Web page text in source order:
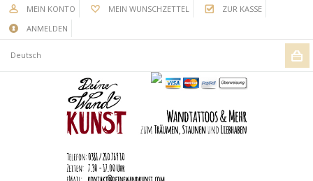
MEIN KONTO MEIN WUNSCHZETTEL
ZUR KASSE
ANMELDEN
Deutsch